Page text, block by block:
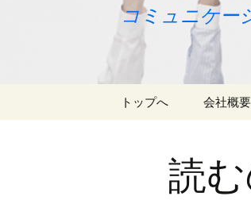
コミュニケー
トップへ 会社概要
代表よ
読